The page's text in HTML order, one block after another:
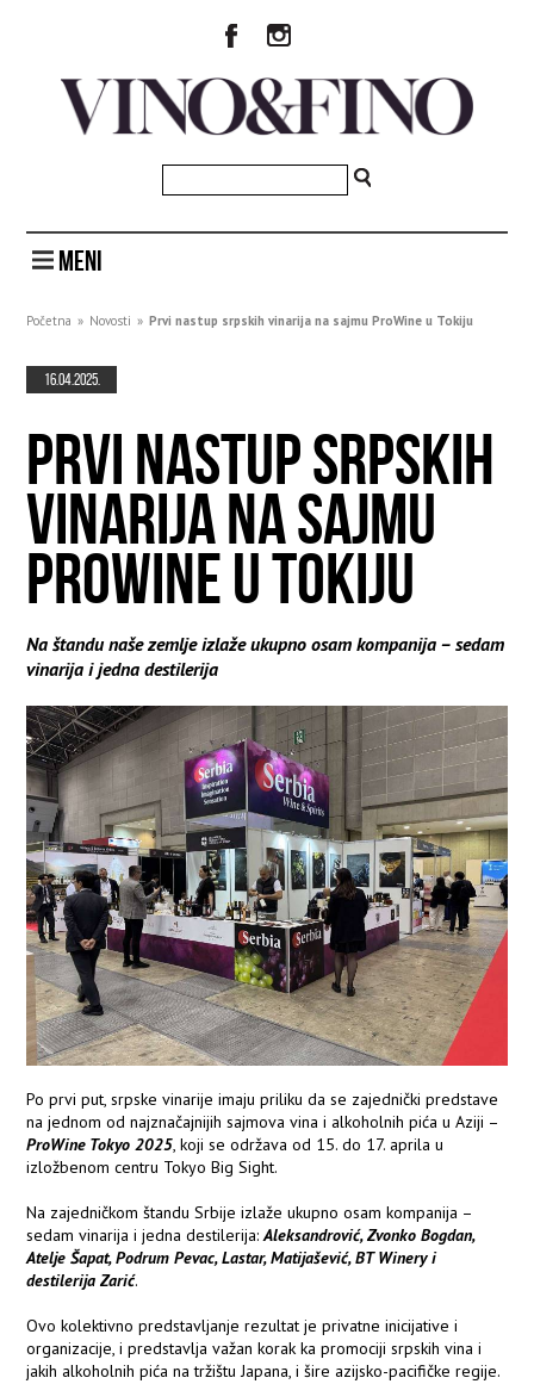
MENI
Početna » Novosti » Prvi nastup srpskih vinarija na sajmu ProWine u Tokiju
16.04.2025.
PRVI NASTUP SRPSKIH
VINARIJA NA SAJMU
PROWINE U TOKIJU
Na štandu naše zemlje izlaže ukupno osam kompanija – sedam
vinarija i jedna destilerija
Po prvi put, srpske vinarije imaju priliku da se zajednički predstave
na jednom od najznačajnijih sajmova vina i alkoholnih pića u Aziji –
ProWine Tokyo 2025, koji se održava od 15. do 17. aprila u
izložbenom centru Tokyo Big Sight.
Na zajedničkom štandu Srbije izlaže ukupno osam kompanija –
sedam vinarija i jedna destilerija:Aleksandrović, Zvonko Bogdan,
Atelje Šapat, Podrum Pevac, Lastar, Matijašević, BT Winery i
destilerija Zarić.
Ovo kolektivno predstavljanje rezultat je privatne inicijative i
organizacije, i predstavlja važan korak ka promociji srpskih vina i
jakih alkoholnih pića na tržištu Japana, i šire azijsko-pacifičke regije.